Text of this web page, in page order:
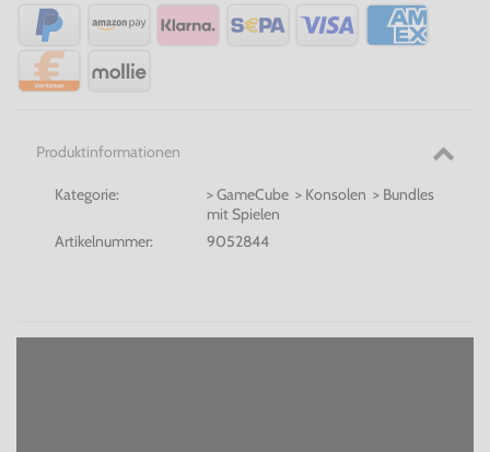
Produktinformationen
Kategorie:
> GameCube > Konsolen > Bundles
mit Spielen
Artikelnummer:
9052844